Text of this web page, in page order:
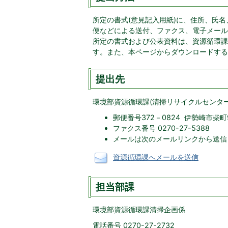
所定の書式(意見記入用紙)に、住所、氏
便などによる送付、ファクス、電子メー
所定の書式および公表資料は、資源循環
す。また、本ページからダウンロードす
提出先
環境部資源循環課(清掃リサイクルセンタ
郵便番号372－0824 伊勢崎市柴町
ファクス番号 0270-27-5388
メールは次のメールリンクから送
資源循環課へメールを送信
担当部課
環境部資源循環課清掃企画係
電話番号 0270-27-2732